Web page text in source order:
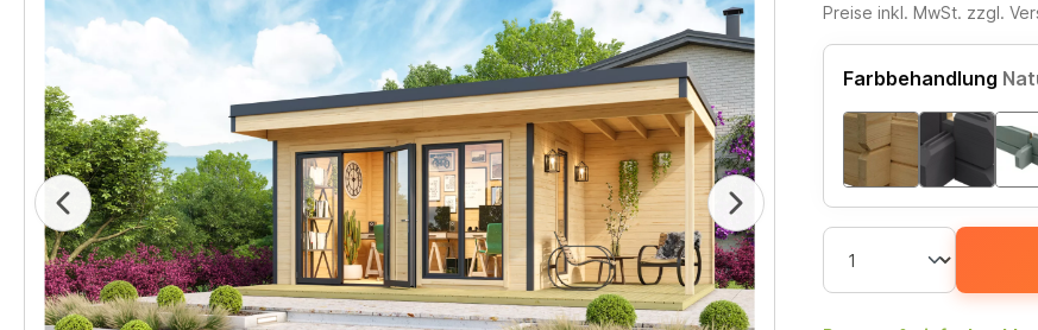
Preise inkl. MwSt. zzgl.
Farbbehandlung